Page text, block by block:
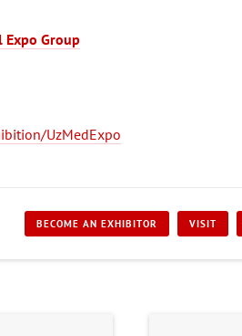
Group
UzMedExpo
BECOME AN EXHIBITOR VISIT